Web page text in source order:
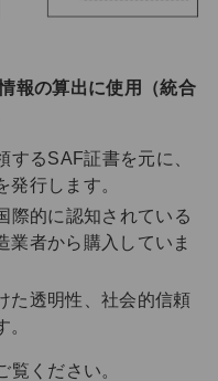
報の算出に使用（統合
するSAF証書を元に、
行します。
際的に認知されている
業者から購入していま
た透明性、社会的信頼
ください。